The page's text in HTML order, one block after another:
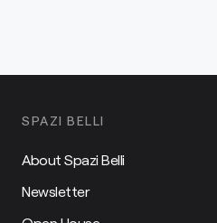
SPAZI BELLI
About Spazi Belli
Newsletter